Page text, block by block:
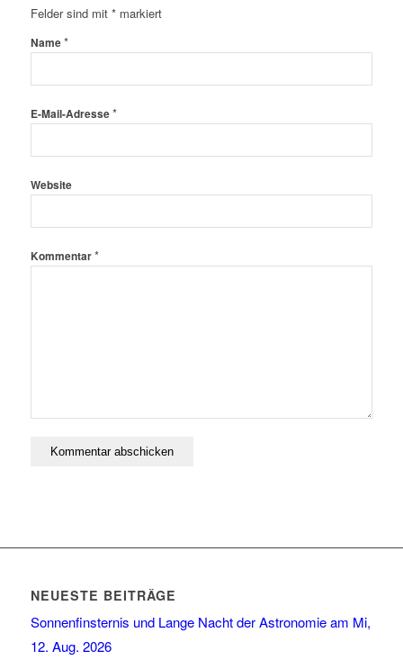
Felder sind mit *markiert
Name*
E-Mail-Adresse*
Website
Kommentar*
NEUESTE BEITRÄGE
Sonnenfinsternis und Lange Nacht der Astronomie am Mi,
12. Aug. 2026